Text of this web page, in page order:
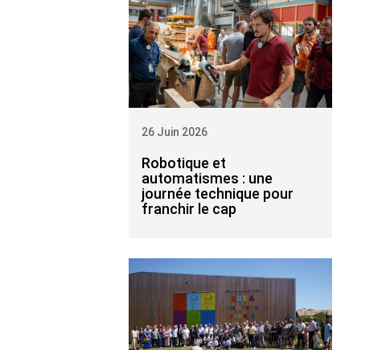
Robotique et
automatismes : une
journée technique pour
franchir le cap
26 Juin 2026